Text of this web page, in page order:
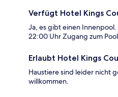
Verfügt Hotel Kings
Ja, es gibt einen
22:00 Uhr Zugang zum
Erlaubt Hotel Kings
Haustiere sind leider nicht
willkommen.